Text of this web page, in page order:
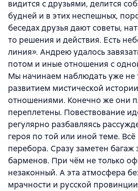
видится с друзьями, делится
будней и в этих неспешных,
беседах друзья дают советы,
то решения и действия. Есть
линия». Андрею удалось
потом и иные отношения с
Мы начинаем наблюдать уже не
развитием мистической
отношениями. Конечно же они
переплетены. Повествование
регулярно разбавляясь
героя по той или иной теме. Всё
перебора. Сразу заметен багаж
барменов. При чём не только
незаконный. А эта атмосфера
мрачности и русской